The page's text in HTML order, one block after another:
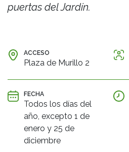
puertas del Jardín.
ACCESO
Plaza de Murillo 2
FECHA
Todos los días del
año, excepto 1 de
enero y 25 de
diciembre